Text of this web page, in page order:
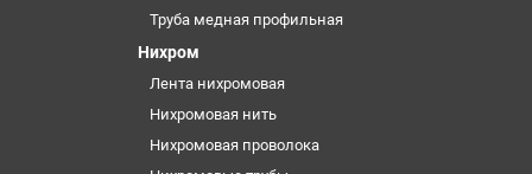
Труба медная профильная
Нихром
Лента нихромовая
Нихромовая нить
Нихромовая проволока